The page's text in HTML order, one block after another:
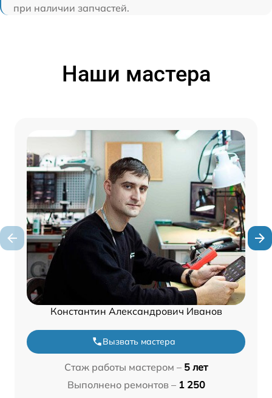
при наличии запчастей.
Наши мастера
Константин Александрович Иванов
Вызвать мастера
Стаж работы мастером – 5 лет
Выполнено ремонтов – 1 250